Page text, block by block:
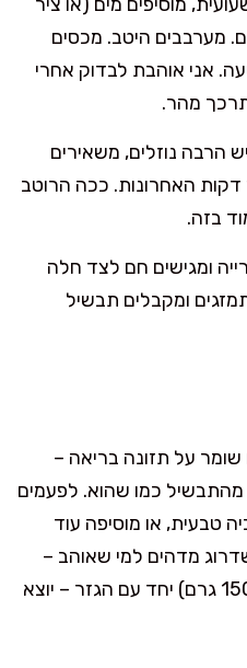
מערבבים היטב. מכסים
אני אוהבת לבדוק אחרי
הרבה נוזלים, משאירים
מכסה חצי פתוח ל-10-15 דקות האחרונות. ככה הרוטב
בזה.
ומגישים חם לצד חלה
ומקבלים תבשיל
על תזונה בריאה –
מהתבשיל כמו שהוא. לפעמים
טבעית, או מוסיפה עוד
מדהים למי שאוהב –
הוסיפו קוביות דלעת קטנות (150 גרם) יחד עם הגזר – יוצא